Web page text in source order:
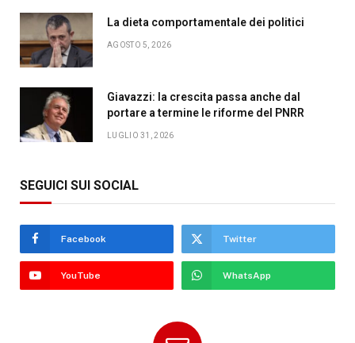
La dieta comportamentale dei politici
AGOSTO 5, 2026
Giavazzi: la crescita passa anche dal
portare a termine le riforme del PNRR
LUGLIO 31, 2026
SEGUICI SUI SOCIAL
Facebook Twitter
YouTube WhatsApp